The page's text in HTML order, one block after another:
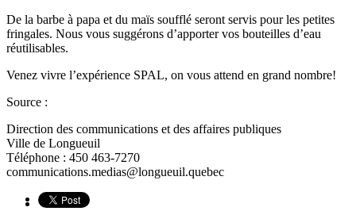
De la barbe à papa et du maïs soufflé seront servis pour les petites
fringales. Nous vous suggérons d’apporter vos bouteilles d’eau
réutilisables.
Venez vivre l’expérience SPAL, on vous attend en grand nombre!
Source :
Direction des communications et des affaires publiques
Ville de Longueuil
Téléphone : 450 463-7270
communications.medias@longueuil.quebec